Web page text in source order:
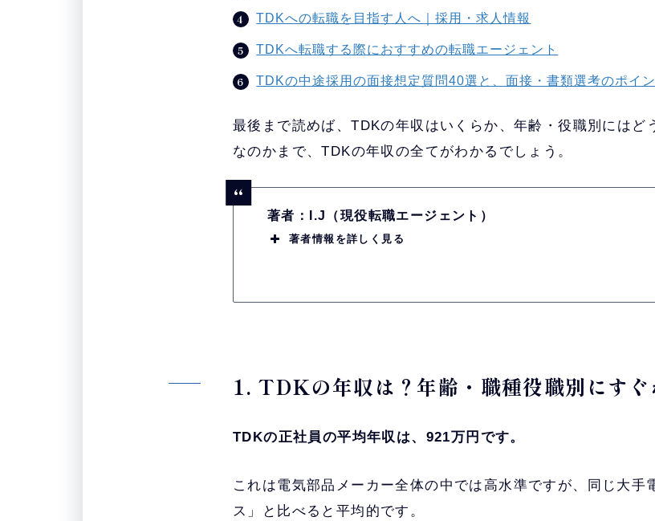
TDKへの転職を目指す人へ｜採用・求人情報
TDKへ転職する際におすすめの転職エージェント
TDKの中途採用の面接想定質問40選と、面接・書類選考のポイン
最後まで読めば、TDKの年収はいくらか、年齢・役職別にはど
なのかまで、TDKの年収の全てがわかるでしょう。
著者：I.J（現役転職エージェント）
著者情報を詳しく見る
1. TDKの年収は？年齢・職種役職別にすぐ
TDKの正社員の平均年収は、921万円です。
これは電気部品メーカー全体の中では高水準ですが、同じ大手
ス」と比べると平均的です。